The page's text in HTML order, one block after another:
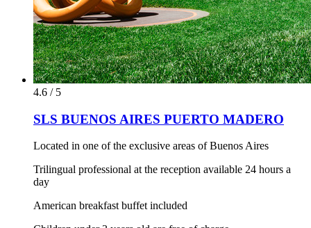
4.6 / 5
SLS BUENOS AIRES PUERTO MADERO
Located in one of the exclusive areas of Buenos Aires
Trilingual professional at the reception available 24 hours a
day
American breakfast buffet included